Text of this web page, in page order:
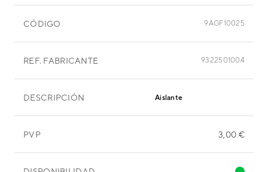
CÓDIGO 9AGF10025
REF. FABRICANTE 9322501004
DESCRIPCIÓN Aislante
PVP 3,00 €